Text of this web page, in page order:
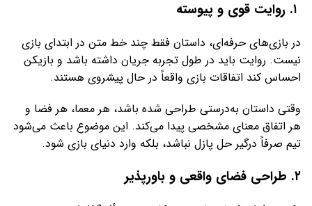
در بازی‌های حرفه‌ای، داستان فقط چند خط متن در ابتدای بازی
نیست. روایت باید در طول تجربه جریان داشته باشد و بازیکن
احساس کند اتفاقات بازی واقعاً در حال پیشروی هستند.
وقتی داستان به‌درستی طراحی شده باشد، هر معما، هر فضا و
هر اتفاق معنای مشخصی پیدا می‌کند. این موضوع باعث می‌شود
تیم صرفاً درگیر حل پازل نباشد، بلکه وارد دنیای بازی شود.
۲. طراحی فضای واقعی و باورپذیر